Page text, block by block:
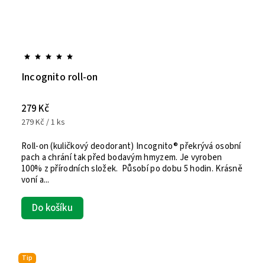
Incognito roll-on
279 Kč
279 Kč / 1 ks
Do košíku
Roll-on (kuličkový deodorant) Incognito® překrývá osobní
pach a chrání tak před bodavým hmyzem. Je vyroben
100% z přírodních složek. Působí po dobu 5 hodin. Krásně
voní a...
Tip